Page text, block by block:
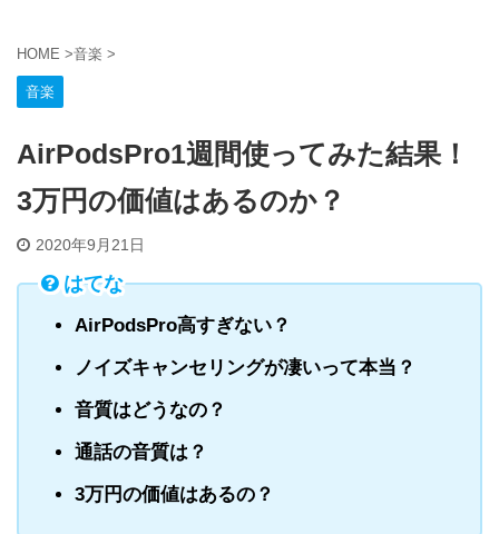
HOME >音楽 >
音楽
AirPodsPro1週間使ってみた結果！
3万円の価値はあるのか？
2020年9月21日
はてな
AirPodsPro高すぎない？
ノイズキャンセリングが凄いって本当？
音質はどうなの？
通話の音質は？
3万円の価値はあるの？